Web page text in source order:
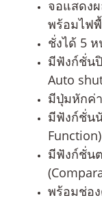
จอแสดง
พร้อมไฟ
ชั่งได้ 5
มีฟังก์ชั่น
Auto
มีปุ่มหักค่
มีฟังก์ชั่น
Function)
มีฟังก์ชั่น
พร้อมช่อ